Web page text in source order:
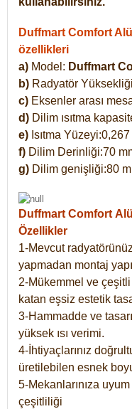
Duffmart Comfort
özellikleri
a) Model: Duffmart
b) Radyatör
c) Eksenler arası
d) Dilim ısıtma
e) Isıtma
f) Dilim Derinliği:70
g) Dilim genişliği:80
Duffmart Comfort
Özellikler
1-Mevcut
yapmadan montaj
2-Mükemmel ve
katan eşsiz estetik
3-Hammadde ve
yüksek ısı verimi.
4-İhtiyaçlarınız
üretilebilen esnek
5-Mekanlarınıza
çeşitliliği